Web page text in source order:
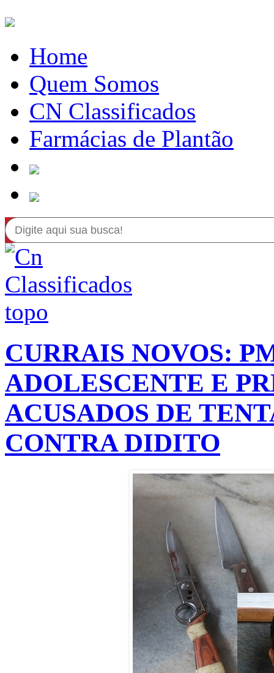
Home
Quem Somos
CN Classificados
Farmácias de Plantão
CURRAIS NOVOS:
ADOLESCENTE E
ACUSADOS DE
CONTRA DIDITO